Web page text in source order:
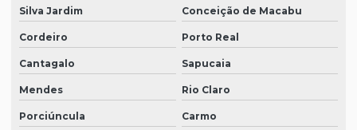
Silva Jardim Conceição de Macabu
Cordeiro Porto Real
Cantagalo Sapucaia
Mendes Rio Claro
Porciúncula Carmo